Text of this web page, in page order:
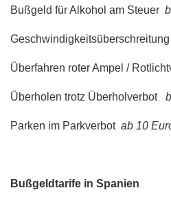
Bußgeld für Alkohol am Steuer
Überfahren roter Ampel /
Überholen trotz Überholverbot
Parken im Parkverbot ab 10
Bußgeldtarife in Spanien